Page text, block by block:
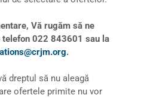
Vă rugăm să ne
022 843601 sau la
.
dreptul să nu aleagă
ofertele primite nu vor